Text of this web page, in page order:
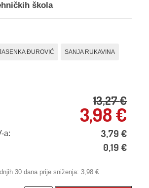
škola
ĐUROVIĆ SANJA RUKAVINA
13,27€
3,98€
a: 3,79 €
0,19 €
30 dana prije sniženja: 3,98 €